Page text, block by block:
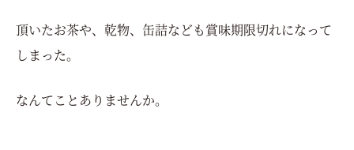
頂いたお茶や、乾物、缶詰なども賞味期限切れになって
しまった。
なんてことありませんか。